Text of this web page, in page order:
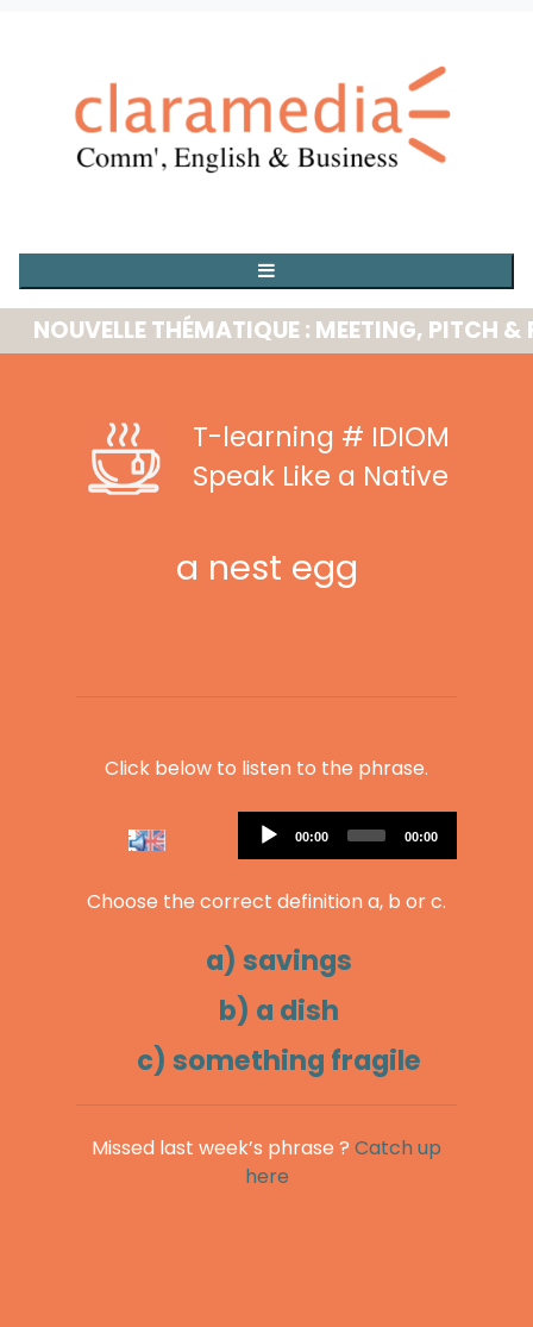
THÉMATIQUE : MEETING, PITCH &
T-learning # IDIOM
Speak Like a Native
a nest egg
Click below to listen to the phrase.
Audio
Player
Current
00:00
Total
00:00
Choose the correct definition a, b or c.
a) savings
b) a dish
c) something fragile
Missed last week’s phrase ? Catch up
here